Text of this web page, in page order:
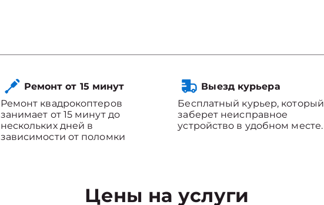
Ремонт от 15 минут
Ремонт квадрокоптеров
занимает от 15 минут до
нескольких дней в
зависимости от поломки
Выезд курьера
Бесплатный курьер, который
заберет неисправное
устройство в удобном месте.
Цены на услуги